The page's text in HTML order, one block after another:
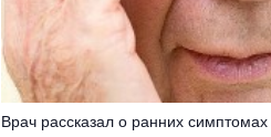
Врач рассказал о ранних